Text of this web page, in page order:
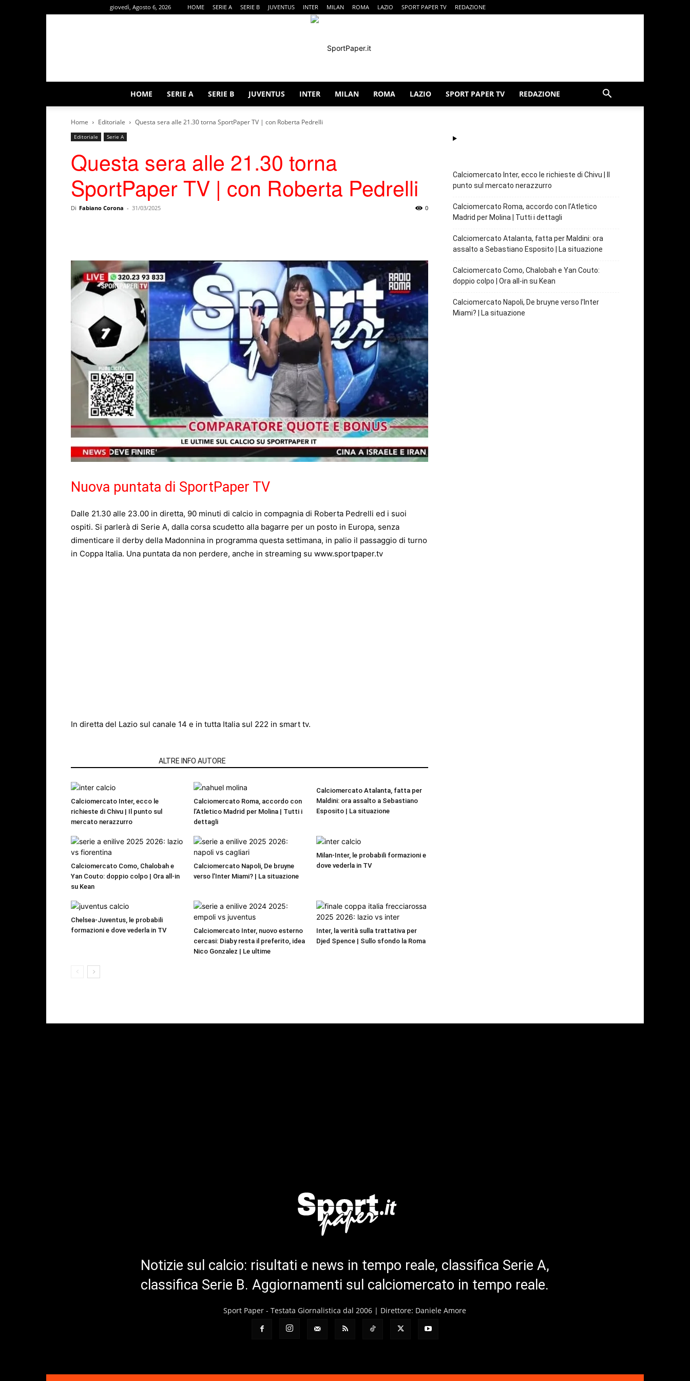
giovedì, Agosto 6, 2026 HOME SERIE A SERIE B JUVENTUS INTER MILAN ROMA LAZIO SPORT PAPER TV REDAZIONE
HOME SERIE A SERIE B JUVENTUS INTER MILAN ROMA LAZIO SPORT PAPER TV REDAZIONE
Home Editoriale Questa sera alle 21.30 torna SportPaper TV | con Roberta Pedrelli
Editoriale Serie A
Questa sera alle 21.30 torna
SportPaper TV | con Roberta Pedrelli
Di Fabiano Corona - 31/03/2025 0
Nuova puntata di SportPaper TV
Dalle 21.30 alle 23.00 in diretta, 90 minuti di calcio in compagnia di Roberta Pedrelli ed i suoi
ospiti. Si parlerà di Serie A, dalla corsa scudetto alla bagarre per un posto in Europa, senza
dimenticare il derby della Madonnina in programma questa settimana, in palio il passaggio di turno
in Coppa Italia. Una puntata da non perdere, anche in streaming su www.sportpaper.tv
In diretta del Lazio sul canale 14 e in tutta Italia sul 222 in smart tv.
ALTRE INFO AUTORE
Calciomercato Inter, ecco le
richieste di Chivu | Il punto sul
mercato nerazzurro
Calciomercato Roma, accordo con
l’Atletico Madrid per Molina | Tutti i
dettagli
Calciomercato Atalanta, fatta per
Maldini: ora assalto a Sebastiano
Esposito | La situazione
Calciomercato Como, Chalobah e
Yan Couto: doppio colpo | Ora all-in
su Kean
Calciomercato Napoli, De bruyne
verso l’Inter Miami? | La situazione
Milan-Inter, le probabili formazioni e
dove vederla in TV
Chelsea-Juventus, le probabili
formazioni e dove vederla in TV
Calciomercato Inter, nuovo esterno
cercasi: Diaby resta il preferito, idea
Nico Gonzalez | Le ultime
Inter, la verità sulla trattativa per
Djed Spence | Sullo sfondo la Roma
Calciomercato Inter, ecco le richieste di Chivu | Il
punto sul mercato nerazzurro
Calciomercato Roma, accordo con l’Atletico
Madrid per Molina | Tutti i dettagli
Calciomercato Atalanta, fatta per Maldini: ora
assalto a Sebastiano Esposito | La situazione
Calciomercato Como, Chalobah e Yan Couto:
doppio colpo | Ora all-in su Kean
Calciomercato Napoli, De bruyne verso l’Inter
Miami? | La situazione
Notizie sul calcio: risultati e news in tempo reale, classifica Serie A,
classifica Serie B. Aggiornamenti sul calciomercato in tempo reale.
Sport Paper - Testata Giornalistica dal 2006 | Direttore: Daniele Amore